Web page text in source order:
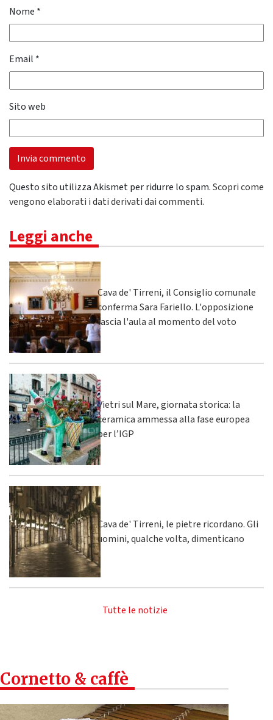
Nome *
Email *
Sito web
Questo sito utilizza Akismet per ridurre lo spam.Scopri come
vengono elaborati i dati derivati dai commenti.
Leggi anche
Cava de' Tirreni, il Consiglio comunale
conferma Sara Fariello. L'opposizione
lascia l'aula al momento del voto
Vietri sul Mare, giornata storica: la
ceramica ammessa alla fase europea
per l’IGP
Cava de' Tirreni, le pietre ricordano. Gli
uomini, qualche volta, dimenticano
Tutte le notizie
Cornetto & caffè